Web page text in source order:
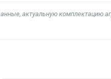
актуальную комплектацию